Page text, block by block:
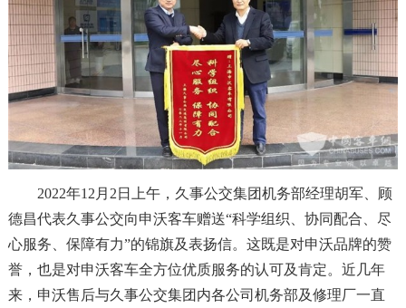
2022年12月2日上午，久事公交集团机务部经理胡军、顾
德昌代表久事公交向申沃客车赠送“科学组织、协同配合、尽
心服务、保障有力”的锦旗及表扬信。这既是对申沃品牌的赞
誉，也是对申沃客车全方位优质服务的认可及肯定。近几年
来，申沃售后与久事公交集团内各公司机务部及修理厂一直